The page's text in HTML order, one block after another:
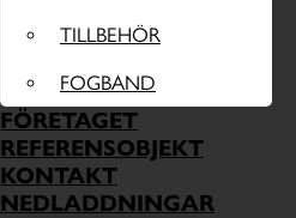
TILLBEHÖR
FOGBAND
FÖRETAGET
REFERENSOBJEKT
KONTAKT
NEDLADDNINGAR